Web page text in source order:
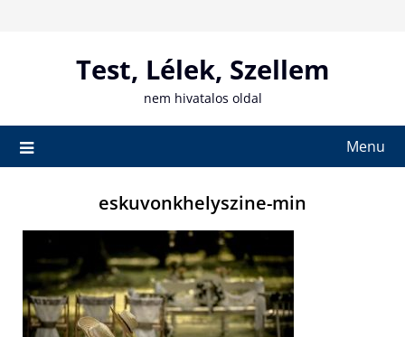
Test, Lélek, Szellem
nem hivatalos oldal
Menu
eskuvonkhelyszine-min